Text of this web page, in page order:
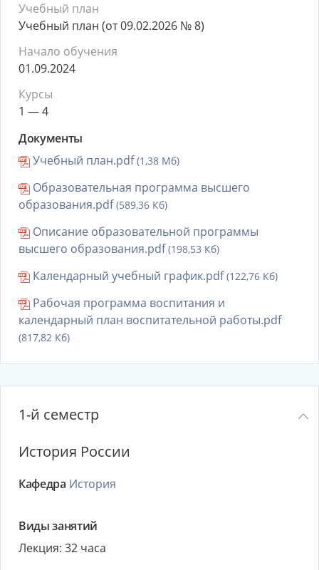
Учебный план
Учебный план (от 09.02.2026 № 8)
Начало обучения
01.09.2024
Курсы
1 — 4
Документы
Учебный план.pdf(1,38 Мб)
Образовательная программа высшего
образования.pdf(589,36 Кб)
Описание образовательной программы
высшего образования.pdf(198,53 Кб)
Календарный учебный график.pdf(122,76 Кб)
Рабочая программа воспитания и
календарный план воспитательной работы.pdf
(817,82 Кб)
1-й семестр
История России
Кафедра История
Виды занятий
Лекция: 32 часа